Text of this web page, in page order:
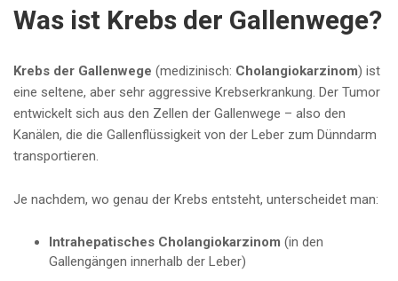
Was ist Krebs der Gallenwege?
Krebs der Gallenwege (medizinisch: Cholangiokarzinom) ist
eine seltene, aber sehr aggressive Krebserkrankung. Der Tumor
entwickelt sich aus den Zellen der Gallenwege – also den
Kanälen, die die Gallenflüssigkeit von der Leber zum Dünndarm
transportieren.
Je nachdem, wo genau der Krebs entsteht, unterscheidet man:
Intrahepatisches Cholangiokarzinom (in den
Gallengängen innerhalb der Leber)